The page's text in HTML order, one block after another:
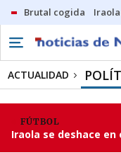
Brutal cogida
ACTUALIDAD
FÚTBOL
Iraola se deshace